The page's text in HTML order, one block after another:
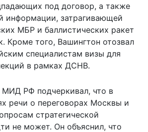
под договор, а также
информации, затрагивающей
МБР и баллистических ракет
Кроме того, Вашингтон отозвал
специалистам визы для
в рамках ДСНВ.
МИД РФ подчеркивал, что в
речи о переговорах Москвы и
стратегической
не может. Он объяснил, что